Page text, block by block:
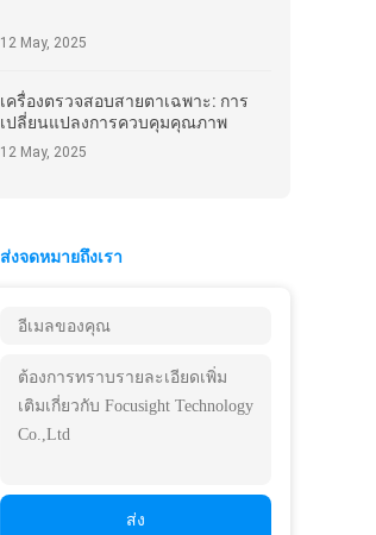
12 May, 2025
เครื่องตรวจสอบสายตาเฉพาะ: การ
เปลี่ยนแปลงการควบคุมคุณภาพ
12 May, 2025
ส่งจดหมายถึงเรา
ส่ง